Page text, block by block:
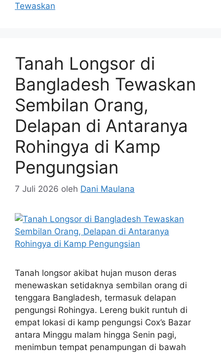
Tewaskan
Tanah Longsor di
Bangladesh Tewaskan
Sembilan Orang,
Delapan di Antaranya
Rohingya di Kamp
Pengungsian
7 Juli 2026 oleh Dani Maulana
Tanah longsor akibat hujan muson deras
menewaskan setidaknya sembilan orang di
tenggara Bangladesh, termasuk delapan
pengungsi Rohingya. Lereng bukit runtuh di
empat lokasi di kamp pengungsi Cox’s Bazar
antara Minggu malam hingga Senin pagi,
menimbun tempat penampungan di bawah